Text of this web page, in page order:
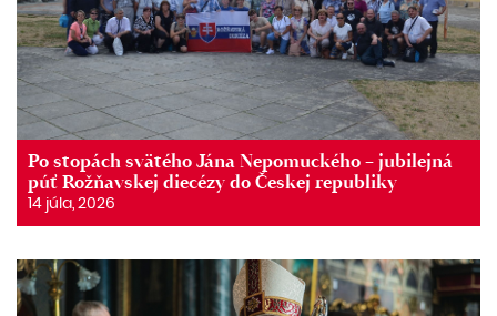
Po stopách svätého Jána Nepomuckého – jubilejná
púť Rožňavskej diecézy do Českej republiky
14 júla, 2026